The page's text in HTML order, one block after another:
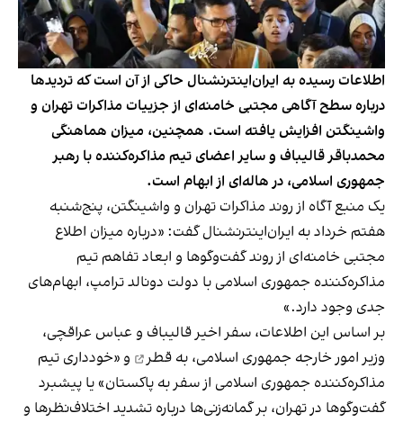
اطلاعات رسیده به ایران‌اینترنشنال حاکی از آن است که تردیدها
درباره سطح آگاهی مجتبی خامنه‌ای از جزییات مذاکرات تهران و
واشینگتن افزایش یافته است. همچنین، میزان هماهنگی
محمدباقر قالیباف و سایر اعضای تیم مذاکره‌کننده با رهبر
جمهوری اسلامی، در هاله‌ای از ابهام است.
یک منبع آگاه از روند مذاکرات تهران و واشینگتن، پنج‌شنبه
هفتم خرداد به ایران‌اینترنشنال گفت: «درباره میزان اطلاع
مجتبی خامنه‌ای از روند گفت‌وگوها و ابعاد تفاهم تیم
مذاکره‌کننده جمهوری اسلامی با دولت دونالد ترامپ، ابهام‌های
جدی وجود دارد.»
بر اساس این اطلاعات، سفر اخیر قالیباف و عباس عراقچی،
وزیر امور خارجه جمهوری اسلامی، به قطر
و «خودداری تیم
مذاکره‌کننده جمهوری اسلامی از سفر به پاکستان» یا پیشبرد
گفت‌وگوها در تهران، بر گمانه‌زنی‌ها درباره تشدید اختلاف‌نظرها و